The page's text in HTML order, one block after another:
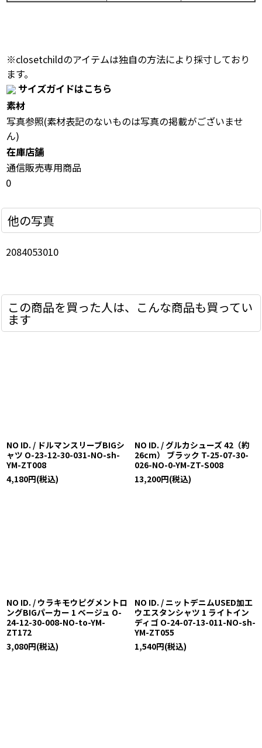
※closetchildのアイテムは独自の方法により採寸しており
ます。
サイズガイドはこちら
素材
写真参照(素材表記のないものは写真の掲載がございませ
ん)
在庫店舗
通信販売専用商品
0
他の写真
2084053010
この商品を買った人は、こんな商品も買ってい
ます
NO ID. / ドルマンスリーブBIGシ
ャツ O-23-12-30-031-NO-sh-
YM-ZT008
4,180円(税込)
NO ID. / グルカシューズ 42（約
26cm） ブラック T-25-07-30-
026-NO-0-YM-ZT-S008
13,200円(税込)
NO ID. / ウラキモウピグメントロ
ングBIGパーカー 1 ベージュ O-
24-12-30-008-NO-to-YM-
ZT172
3,080円(税込)
NO ID. / ニットデニムUSED加工
ウエスタンシャツ 1 ライトイン
ディゴ O-24-07-13-011-NO-sh-
YM-ZT055
1,540円(税込)